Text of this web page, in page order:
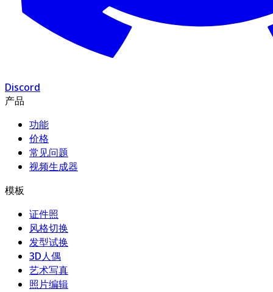
Discord
产品
功能
价格
常见问题
视频生成器
模板
证件照
风格切换
发型试换
3D人偶
艺术写真
照片编辑